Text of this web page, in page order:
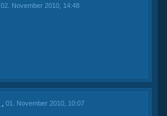
02. November 2010, 14:48
01. November 2010, 10:07